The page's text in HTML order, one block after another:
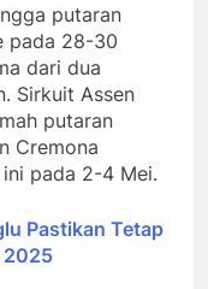
putaran
pada 28-30
dari dua
Sirkuit Assen
putaran
Cremona
pada 2-4 Mei.
Pastikan Tetap
2025